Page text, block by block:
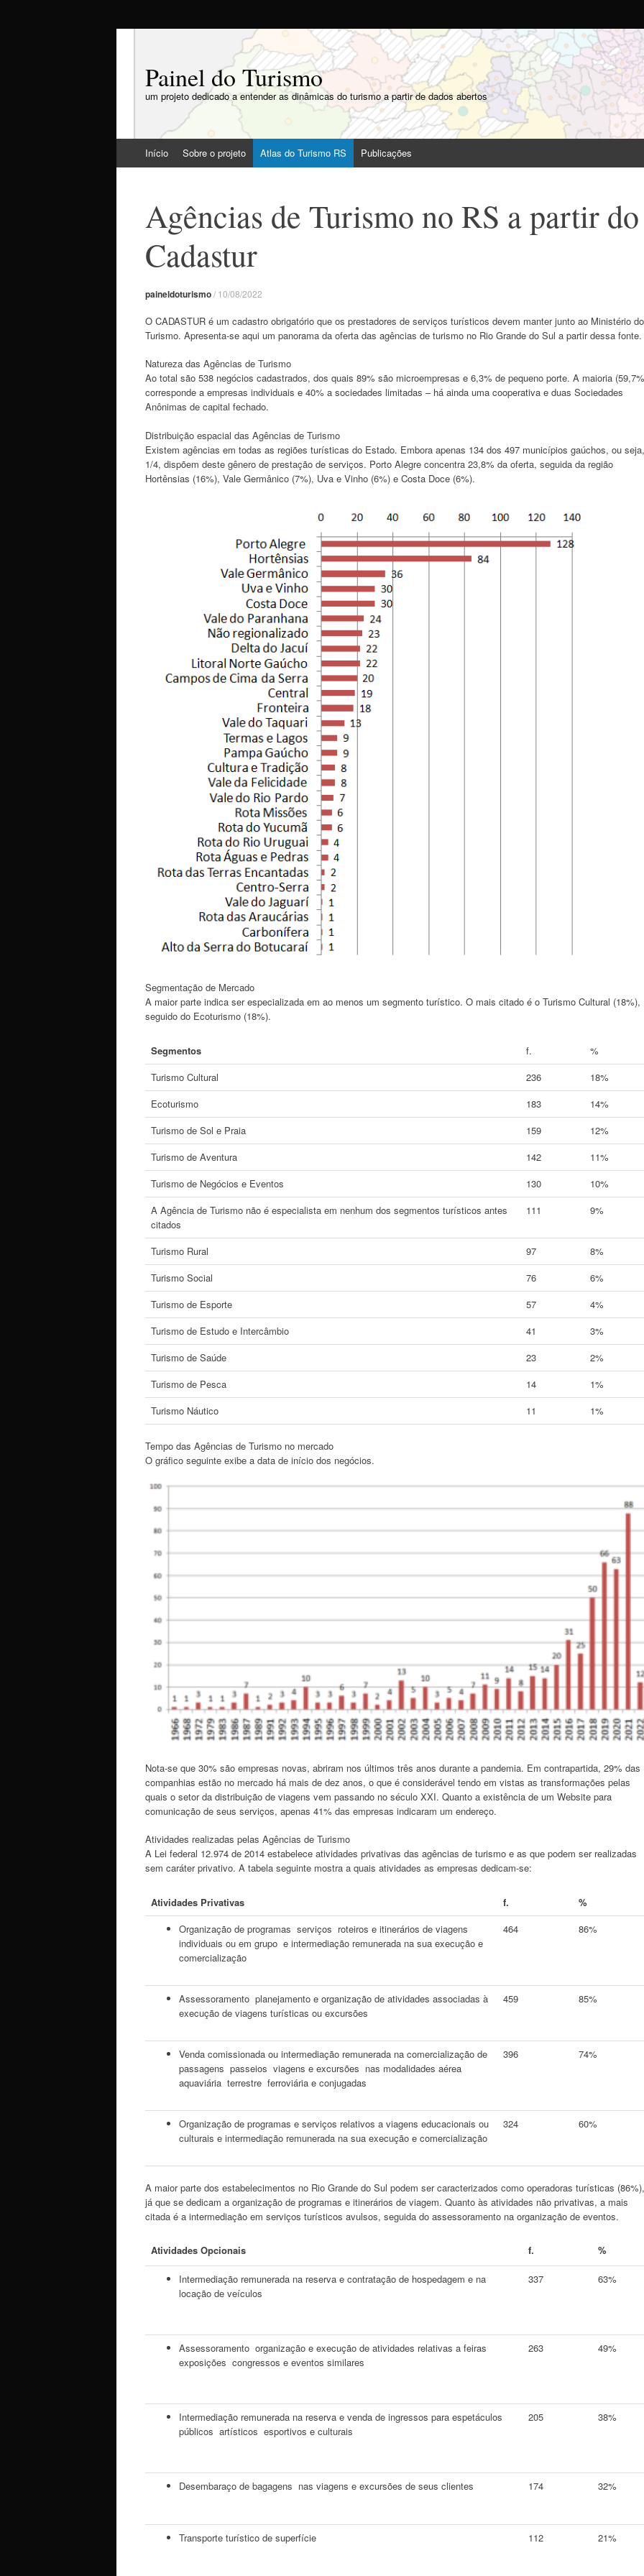
Painel do Turismo
um projeto dedicado a entender as dinâmicas do turismo a partir de dados abertos
para
Início Sobre o projeto Atlas do Turismo RS Publicações
Agências de Turismo no RS a partir do
Cadastur
paineldoturismo/ 10/08/2022
O CADASTUR é um cadastro obrigatório que os prestadores de serviços turísticos devem manter junto ao Ministério do
Turismo. Apresenta-se aqui um panorama da oferta das agências de turismo no Rio Grande do Sul a partir dessa fonte.
Natureza das Agências de Turismo
Ao total são 538 negócios cadastrados, dos quais 89% são microempresas e 6,3% de pequeno porte. A maioria
corresponde a empresas individuais e 40% a sociedades limitadas – há ainda uma cooperativa e duas Sociedades
Anônimas de capital fechado.
Distribuição espacial das Agências de Turismo
Existem agências em todas as regiões turísticas do Estado. Embora apenas 134 dos 497 municípios gaúchos, ou seja,
1/4, dispõem deste gênero de prestação de serviços. Porto Alegre concentra 23,8% da oferta, seguida da região
Hortênsias (16%), Vale Germânico (7%), Uva e Vinho (6%) e Costa Doce (6%).
Segmentação de Mercado
A maior parte indica ser especializada em ao menos um segmento turístico. O mais citado é o Turismo Cultural (18%),
seguido do Ecoturismo (18%).
Segmentos f.
%
Turismo Cultural
236
18%
Ecoturismo
183
14%
Turismo de Sol e Praia
159
12%
Turismo de Aventura
142
11%
Turismo de Negócios e Eventos
130
10%
A Agência de Turismo não é especialista em nenhum dos segmentos turísticos antes
citados
111 9%
Turismo Rural 97
8%
Turismo Social
76
6%
Turismo de Esporte
57
4%
Turismo de Estudo e Intercâmbio
41
3%
Turismo de Saúde
23
2%
Turismo de Pesca
14
1%
Turismo Náutico
11 1%
Tempo das Agências de Turismo no mercado
O gráfico seguinte exibe a data de início dos negócios.
Nota-se que 30% são empresas novas, abriram nos últimos três anos durante a pandemia. Em contrapartida, 29% das
companhias estão no mercado há mais de dez anos, o que é considerável tendo em vistas as transformações pelas
quais o setor da distribuição de viagens vem passando no século XXI. Quanto a existência de um Website para
comunicação de seus serviços, apenas 41% das empresas indicaram um endereço.
Atividades realizadas pelas Agências de Turismo
A Lei federal 12.974 de 2014 estabelece atividades privativas das agências de turismo e as que podem ser realizadas
sem caráter privativo. A tabela seguinte mostra a quais atividades as empresas dedicam-se:
Atividades Privativas f.
%
Organização de programas serviços roteiros e itinerários de viagens
individuais ou em grupo e intermediação remunerada na sua execução e
comercialização
464 86%
Assessoramento planejamento e organização de atividades associadas à
execução de viagens turísticas ou excursões
459 85%
Venda comissionada ou intermediação remunerada na comercialização de
passagens passeios viagens e excursões nas modalidades aérea
aquaviária terrestre ferroviária e conjugadas
396 74%
Organização de programas e serviços relativos a viagens educacionais ou
culturais e intermediação remunerada na sua execução e comercialização
324 60%
A maior parte dos estabelecimentos no Rio Grande do Sul podem ser caracterizados como operadoras turísticas (86%),
já que se dedicam a organização de programas e itinerários de viagem. Quanto às atividades não privativas, a mais
citada é a intermediação em serviços turísticos avulsos, seguida do assessoramento na organização de eventos.
Atividades Opcionais f. %
Intermediação remunerada na reserva e contratação de hospedagem e na
locação de veículos
337 63%
Assessoramento organização e execução de atividades relativas a feiras
exposições congressos e eventos similares
263 49%
Intermediação remunerada na reserva e venda de ingressos para espetáculos
públicos artísticos esportivos e culturais
205 38%
Desembaraço de bagagens nas viagens e excursões de seus clientes 174 32%
Transporte turístico de superfície 112 21%